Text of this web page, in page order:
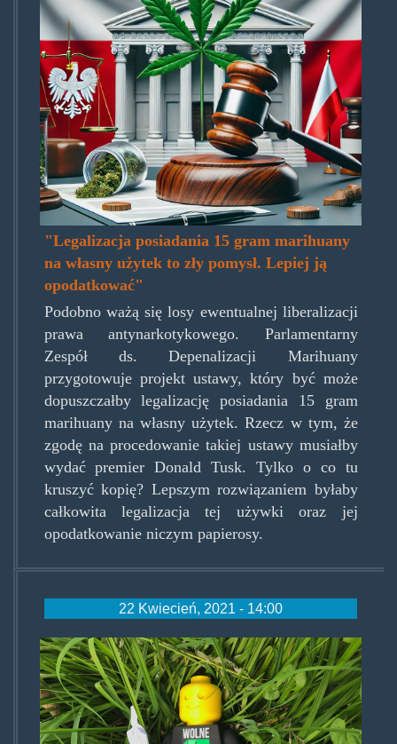
polsce.jpg
"Legalizacja posiadania 15 gram marihuany
na własny użytek to zły pomysł. Lepiej ją
opodatkować"
Podobno ważą się losy ewentualnej liberalizacji
prawa antynarkotykowego. Parlamentarny
Zespół ds. Depenalizacji Marihuany
przygotowuje projekt ustawy, który być może
dopuszczałby legalizację posiadania 15 gram
marihuany na własny użytek. Rzecz w tym, że
zgodę na procedowanie takiej ustawy musiałby
wydać premier Donald Tusk. Tylko o co tu
kruszyć kopię? Lepszym rozwiązaniem byłaby
całkowita legalizacja tej używki oraz jej
opodatkowanie niczym papierosy.
22 Kwiecień, 2021 - 14:00
wolnekonopieludzik.jpg